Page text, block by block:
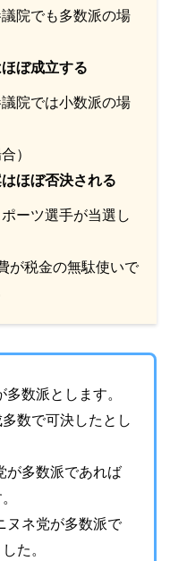
院でも多数派の場
ぼ成立する
院では小数派の場
）
ほぼ否決される
ーツ選手が当選し
が税金の無駄使いで
数派とします。
数で可決したとし
が多数派であれば
ヌネ党が多数派で
た。